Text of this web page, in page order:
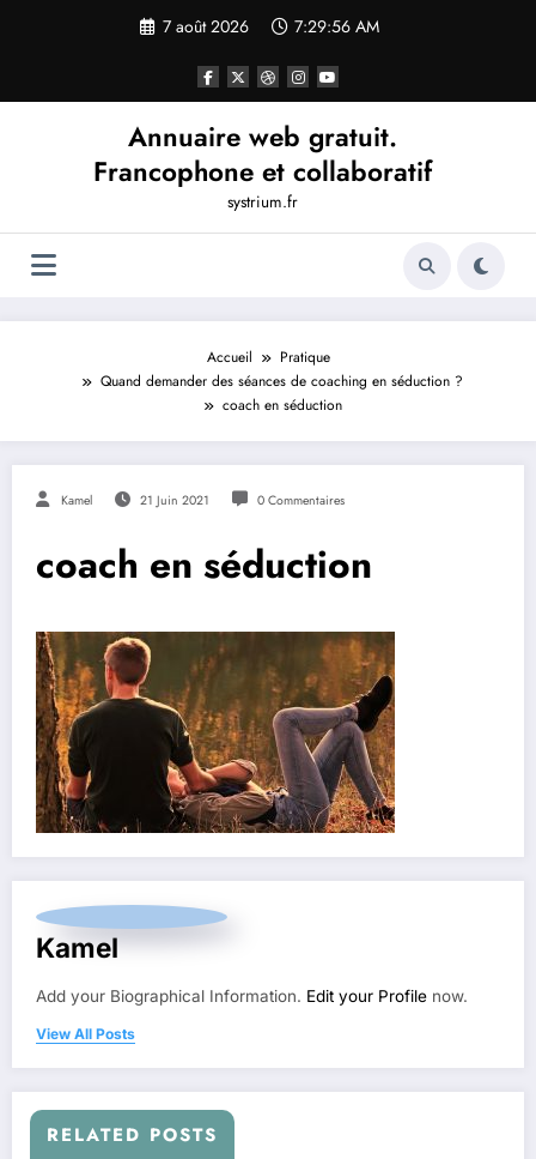
7 août 2026 7:29:57 AM
Annuaire web gratuit.
Francophone et collaboratif
systrium.fr
Accueil
Pratique
Quand demander des séances de coaching en séduction ?
coach en séduction
Kamel 21 Juin 2021 0 Commentaires
coach en séduction
Kamel
Add your Biographical Information. Edit your Profile now.
View All Posts
RELATED POSTS